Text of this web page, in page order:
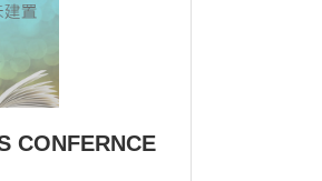
CONFERNCE